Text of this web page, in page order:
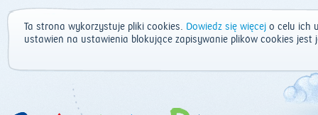
Ta strona wykorzystuje pliki cookies. Dowiedz się więcej o celu ich
ustawień na ustawienia blokujące zapisywanie plików cookies